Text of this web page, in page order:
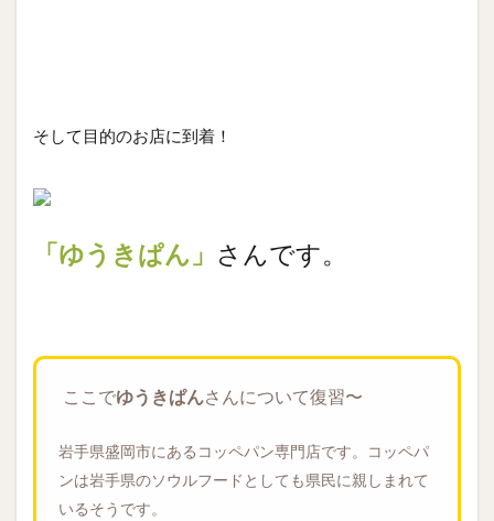
そして目的のお店に到着！
「ゆうきぱん」 さんです。
ここでゆうきぱんさんについて復習〜
岩手県盛岡市にあるコッペパン専門店です。コッペパ
ンは岩手県のソウルフードとしても県民に親しまれて
いるそうです。